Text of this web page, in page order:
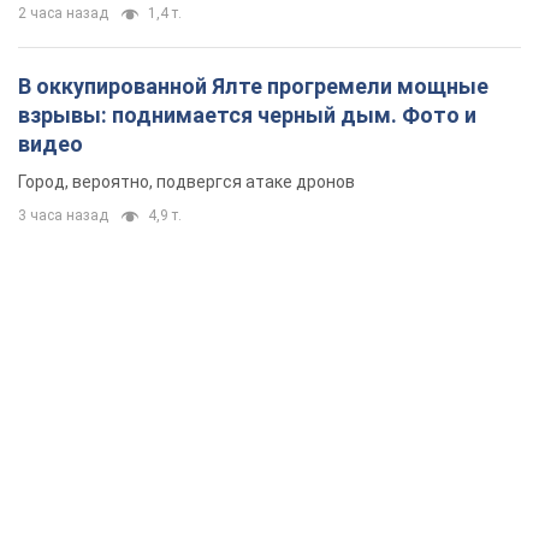
2 часа назад 1,4 т.
В оккупированной Ялте прогремели мощные
взрывы: поднимается черный дым. Фото и
видео
Город, вероятно, подвергся атаке дронов
3 часа назад 4,9 т.